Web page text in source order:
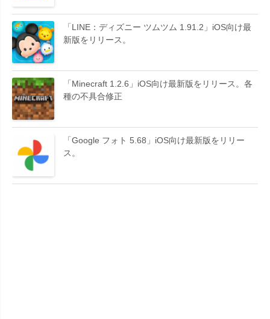
「LINE：ディズニー ツムツム 1.91.2」iOS向け最
新版をリリース。
「Minecraft 1.2.6」iOS向け最新版をリリース。各
種の不具合修正
「Google フォト 5.68」iOS向け最新版をリリー
ス。